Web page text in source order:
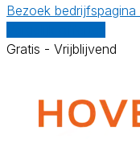
Bezoek bedrijfspagina
Gratis - Vrijblijvend